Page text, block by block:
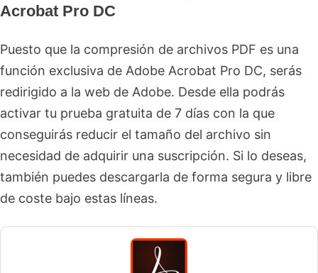
Acrobat Pro DC
Puesto que la compresión de archivos PDF es una
función exclusiva de Adobe Acrobat Pro DC, serás
redirigido a la web de Adobe. Desde ella podrás
activar tu prueba gratuita de 7 días con la que
conseguirás reducir el tamaño del archivo sin
necesidad de adquirir una suscripción. Si lo deseas,
también puedes descargarla de forma segura y libre
de coste bajo estas líneas.